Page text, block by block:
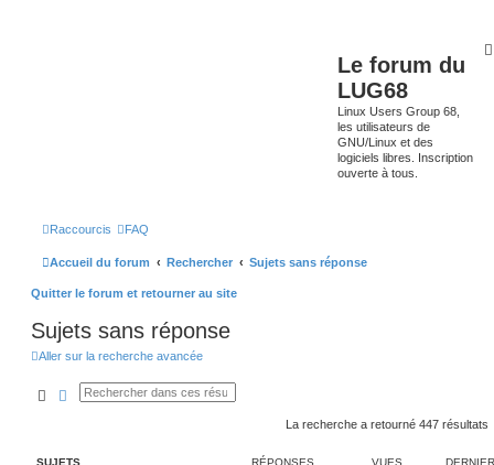
Le forum du
LUG68
Linux Users Group 68,
les utilisateurs de
GNU/Linux et des
logiciels libres. Inscription
ouverte à tous.
Raccourcis FAQ
Accueil du forum Rechercher Sujets sans réponse
Quitter le forum et retourner au site
Sujets sans réponse
Aller sur la recherche avancée
Rechercher
Recherche avancée
La recherche a retourné 447 résultats
SUJETS RÉPONSES VUES